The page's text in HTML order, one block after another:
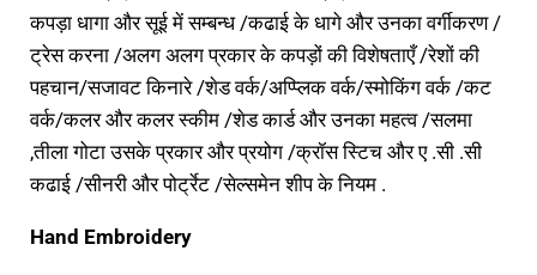
कपड़ा धागा और सूई में सम्बन्ध /कढाई के धागे और उनका वर्गीकरण /
ट्रेस करना /अलग अलग प्रकार के कपड़ों की विशेषताएँ /रेशों की
पहचान/सजावट किनारे /शेड वर्क/अप्प्लिक वर्क/स्मोकिंग वर्क /कट
वर्क/कलर और कलर स्कीम /शेड कार्ड और उनका महत्व /सलमा
,तीला गोटा उसके प्रकार और प्रयोग /क्रॉस स्टिच और ए .सी .सी
कढाई /सीनरी और पोर्ट्रेट /सेल्समेन शीप के नियम .
Hand Embroidery